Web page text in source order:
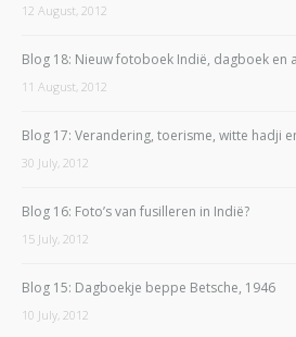
12 August, 2012
Blog 18: Nieuw fotoboek Indië, dagboek en
11 August, 2012
Blog 17: Verandering, toerisme, witte hadji
30 July, 2012
Blog 16: Foto’s van fusilleren in Indië?
15 July, 2012
Blog 15: Dagboekje beppe Betsche, 1946
10 July, 2012